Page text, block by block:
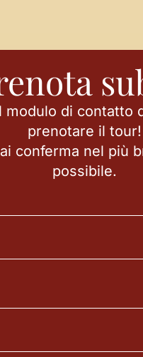
modulo di contatto
prenotare il tour!
conferma nel più
possibile.